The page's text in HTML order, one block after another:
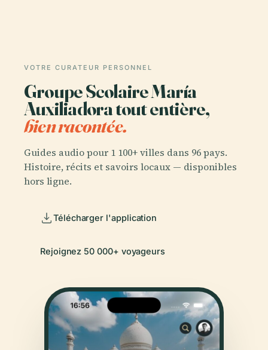
VOTRE CURATEUR PERSONNEL
Groupe Scolaire María
Auxiliadora tout entière,
bien racontée.
Guides audio pour 1 100+ villes dans 96 pays.
Histoire, récits et savoirs locaux — disponibles
hors ligne.
Télécharger l'application
Rejoignez 50 000+ voyageurs